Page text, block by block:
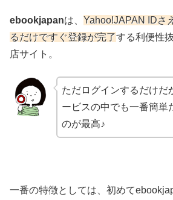
ebookjapanは、 Yahoo!JAPAN IDさ
るだけですぐ登録が完了する利便性
店サイト。
ただログインするだけだ
ービスの中でも一番簡単
のが最高♪
一番の特徴としては、初めて